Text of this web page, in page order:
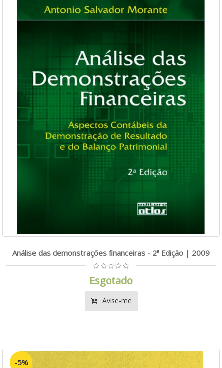
Análise das demonstrações financeiras - 2ª Edição | 2009
Esgotado
Avise-me
-5%